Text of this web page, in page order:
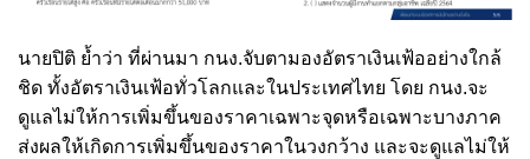
นายปิติ ย้ำว่า ที่ผ่านมา กนง.จับตามองอัตราเงินเฟ้ออย่างใกล้
ชิด ทั้งอัตราเงินเฟ้อทั่วโลกและในประเทศไทย โดย กนง.จะ
ดูแลไม่ให้การเพิ่มขึ้นของราคาเฉพาะจุดหรือเฉพาะบางภาค
ส่งผลให้เกิดการเพิ่มขึ้นของราคาในวงกว้าง และจะดูแลไม่ให้